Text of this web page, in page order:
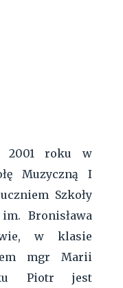
2001 roku w
Muzyczną I
Szkoły
Bronisława
w klasie
mgr Marii
Piotr jest